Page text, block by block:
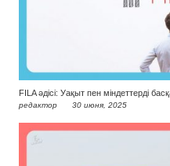
FILA әдісі: Уақыт пен міндеттерді
редактор 30 июня, 2025